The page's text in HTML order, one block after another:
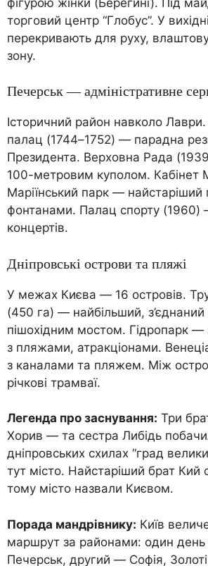
торговий центр “Глобус”. У
перекривають для руху,
зону.
Печерськ — адміністративне
Історичний район навколо Лаври.
палац (1744–1752) — парадна
Президента. Верховна Рада
100-метровим куполом. Кабінет
Маріїнський парк — найстаріший
фонтанами. Палац спорту (1960)
концертів.
Дніпровські острови та пляжі
У межах Києва — 16 островів.
(450 га) — найбільший, з’єднаний
пішохідним мостом. Гідропарк —
з пляжами, атракціонами.
з каналами та пляжем. Між
річкові трамваї.
Легенда про заснування: Три
Хорив — та сестра Либідь
дніпровських схилах “град
тут місто. Найстаріший брат Кий
тому місто назвали Києвом.
Порада мандрівнику: Київ
маршрут за районами: один
Печерськ, другий — Софія,